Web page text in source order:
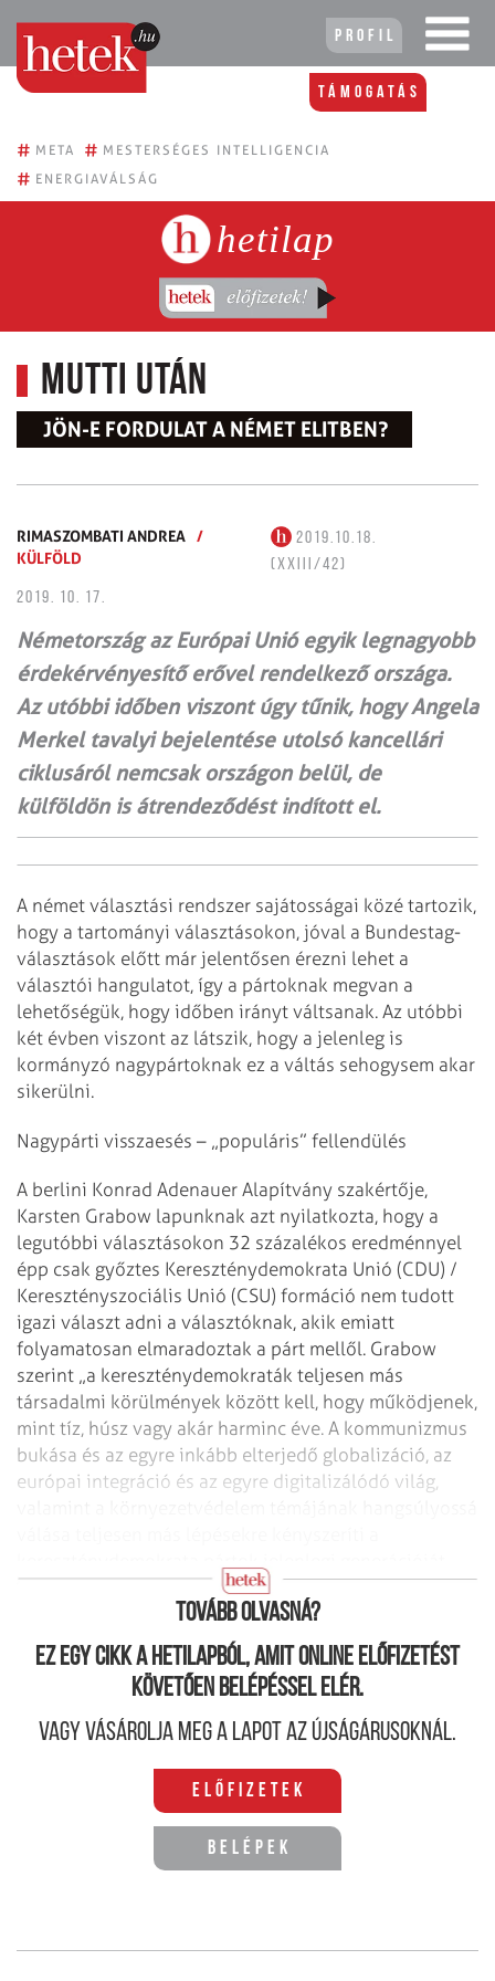
Profil
Támogatás
# META # MESTERSÉGES INTELLIGENCIA
# ENERGIAVÁLSÁG
hetilap
Mutti után
JÖN-E FORDULAT A NÉMET ELITBEN?
RIMASZOMBATI ANDREA /
KÜLFÖLD
2019.10.18.
(XXIII/42)
2019. 10. 17.
Németország az Európai Unió egyik legnagyobb
érdekérvényesítő erővel rendelkező országa.
Az utóbbi időben viszont úgy tűnik, hogy Angela
Merkel tavalyi bejelentése utolsó kancellári
ciklusáról nemcsak országon belül, de
külföldön is átrendeződést indított el.
A német választási rendszer sajátosságai közé tartozik,
hogy a tartományi választásokon, jóval a Bundestag-
választások előtt már jelentősen érezni lehet a
választói hangulatot, így a pártoknak megvan a
lehetőségük, hogy időben irányt váltsanak. Az utóbbi
két évben viszont az látszik, hogy a jelenleg is
kormányzó nagypártoknak ez a váltás sehogysem akar
sikerülni.
Nagypárti visszaesés – „populáris” fellendülés
A berlini Konrad Adenauer Alapítvány szakértője,
Karsten Grabow lapunknak azt nyilatkozta, hogy a
legutóbbi választásokon 32 százalékos eredménnyel
épp csak győztes Kereszténydemokrata Unió (CDU) /
Keresztényszociális Unió (CSU) formáció nem tudott
igazi választ adni a választóknak, akik emiatt
folyamatosan elmaradoztak a párt mellől. Grabow
szerint „a kereszténydemokraták teljesen más
társadalmi körülmények között kell, hogy működjenek,
mint tíz, húsz vagy akár harminc éve. A kommunizmus
bukása és az egyre inkább elterjedő globalizáció, az
európai integráció és az egyre digitalizálódó világ,
Tovább olvasná?
Ez egy cikk a hetilapból, amit online előfizetést
követően belépéssel elér.
Vagy vásárolja meg a lapot az újságárusoknál.
Előfizetek
Belépek